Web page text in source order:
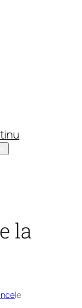
la
le